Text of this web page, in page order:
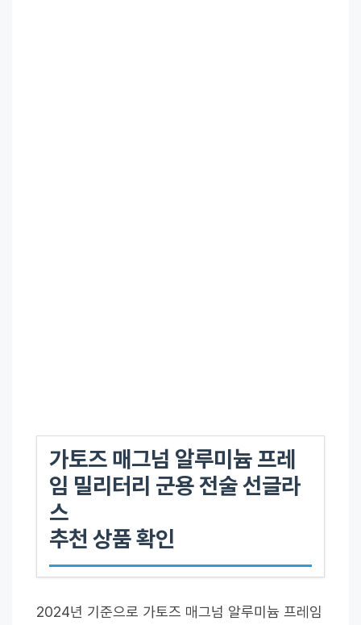
가토즈 매그넘 알루미늄 프레
임 밀리터리 군용 전술 선글라
스
추천 상품 확인
2024년 기준으로 가토즈 매그넘 알루미늄 프레임